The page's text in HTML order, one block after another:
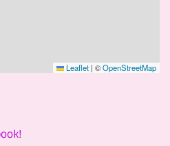
Leaflet | ©OpenStreetMap